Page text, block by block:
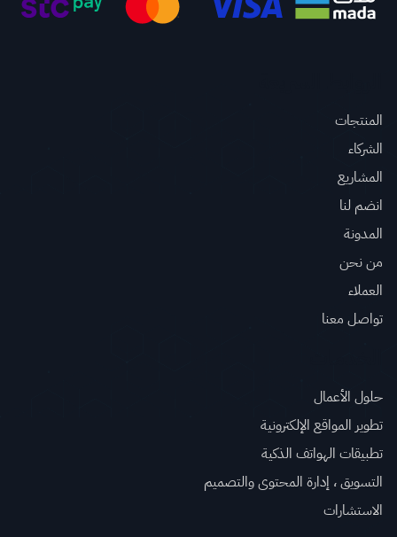
المنتجات
الشركاء
المشاريع
انضم لنا
المدونة
من نحن
العملاء
تواصل معنا
حلول الأعمال
تطوير المواقع الإلكترونية
تطبيقات الهواتف الذكية
التسويق ، إدارة المحتوى والتصميم
الاستشارات